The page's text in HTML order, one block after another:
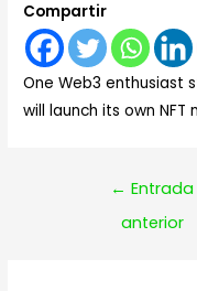
Compartir
One Web3 enthusiast
will launch its own NFT
← Entrada
anterior